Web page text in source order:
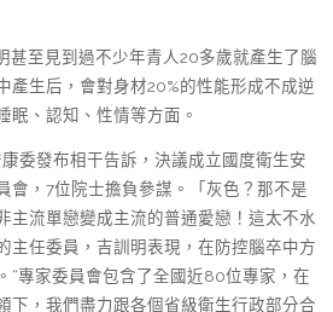
甚至見到過不少年青人20多歲就產生了腦
產生后，會對身材20%的性能形成不成逆
眠、認知、性情等方面。
委發布相干告訴，決議成立國度衛生安
會，7位院士擔負參謀。「灰色？那不是
主流單戀變成主流的普通愛戀！這太不水
主任委員，吉訓明表現，在防控腦卒中方
“專家委員會包含了全國近80位專家，在
下，我們盡力跟各個省級衛生行政部分合